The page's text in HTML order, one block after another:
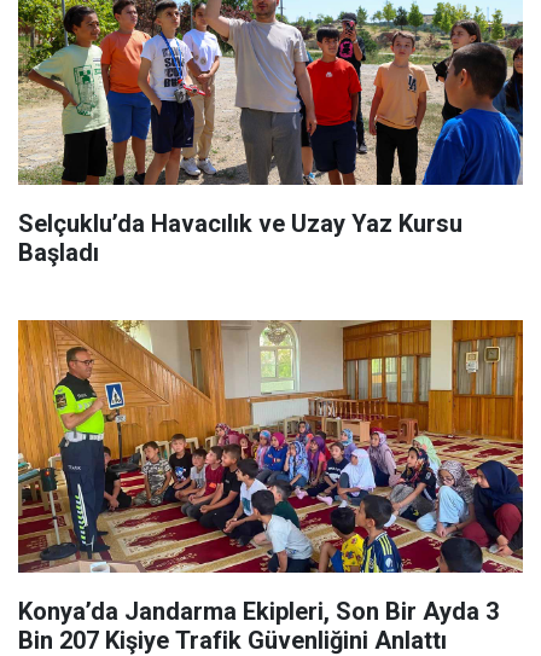
Selçuklu’da Havacılık ve Uzay Yaz Kursu
Başladı
Konya’da Jandarma Ekipleri, Son Bir Ayda 3
Bin 207 Kişiye Trafik Güvenliğini Anlattı